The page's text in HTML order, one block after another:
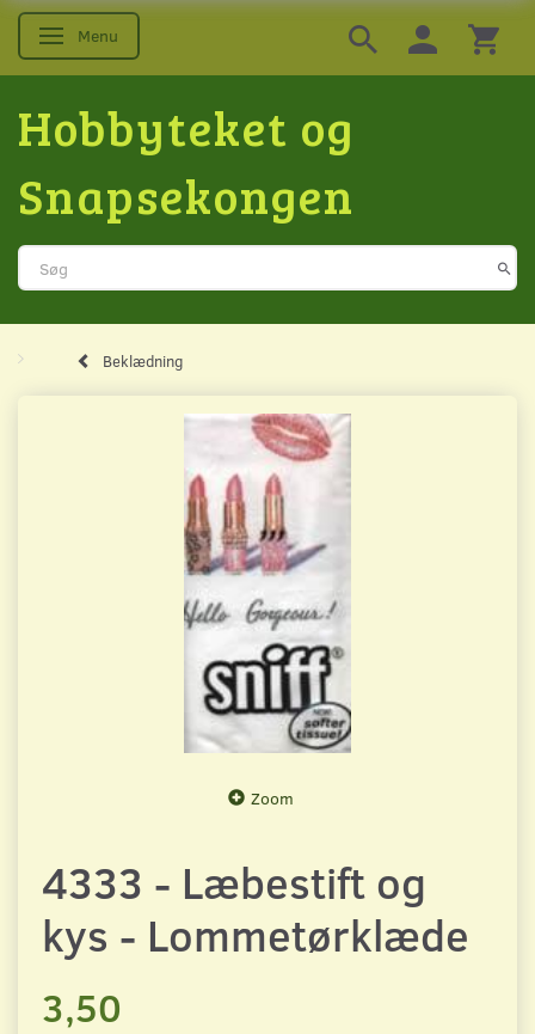
Skifte navigation
Menu
Hobbyteket og
Snapsekongen
Beklædning
Zoom
4333 - Læbestift og
kys - Lommetørklæde
3,50